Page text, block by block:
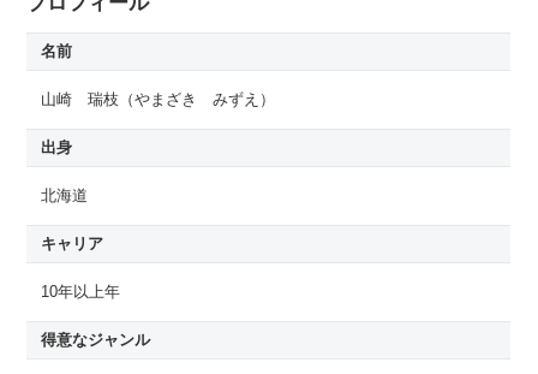
名前
山崎 瑞枝 （やまざき みずえ）
出身
北海道
キャリア
10年以上年
得意なジャンル